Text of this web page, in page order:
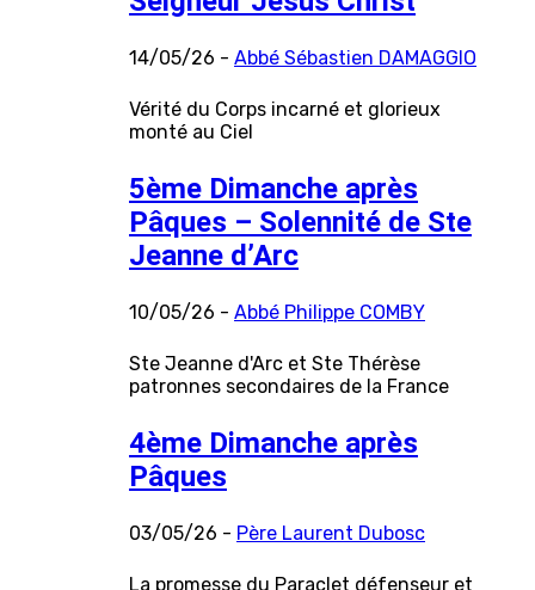
14/05/26 - Abbé Sébastien DAMAGGIO
Vérité du Corps incarné et glorieux
monté au Ciel
5ème Dimanche après
Pâques – Solennité de Ste
Jeanne d’Arc
10/05/26 - Abbé Philippe COMBY
Ste Jeanne d'Arc et Ste Thérèse
patronnes secondaires de la France
4ème Dimanche après
Pâques
03/05/26 - Père Laurent Dubosc
La promesse du Paraclet défenseur et